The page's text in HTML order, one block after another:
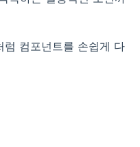
컴포넌트를 손쉽게 다